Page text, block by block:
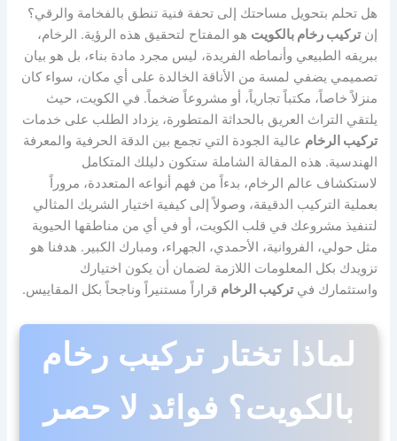
هل تحلم بتحويل مساحتك إلى تحفة فنية تنطق بالفخامة والرقي؟
إنتركيب رخام بالكويت هو المفتاح لتحقيق هذه الرؤية. الرخام،
ببريقه الطبيعي وأنماطه الفريدة، ليس مجرد مادة بناء، بل هو بيان
تصميمي يضفي لمسة من الأناقة الخالدة على أي مكان، سواء كان
منزلاً خاصاً، مكتباً تجارياً، أو مشروعاً ضخماً. في الكويت، حيث
يلتقي التراث العريق بالحداثة المتطورة، يزداد الطلب على خدمات
تركيب الرخام عالية الجودة التي تجمع بين الدقة الحرفية والمعرفة
الهندسية. هذه المقالة الشاملة ستكون دليلك المتكامل
لاستكشاف عالم الرخام، بدءاً من فهم أنواعه المتعددة، مروراً
بعملية التركيب الدقيقة، وصولاً إلى كيفية اختيار الشريك المثالي
لتنفيذ مشروعك في قلب الكويت، أو في أي من مناطقها الحيوية
مثل حولي، الفروانية، الأحمدي، الجهراء، ومبارك الكبير. هدفنا هو
تزويدك بكل المعلومات اللازمة لضمان أن يكون اختيارك
واستثمارك فيتركيب الرخام قراراً مستنيراً وناجحاً بكل المقاييس.
لماذا تختار تركيب رخام
بالكويت؟ فوائد لا حصر